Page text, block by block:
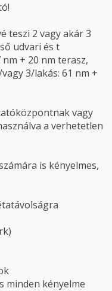
teszi 2 vagy akár 3
udvari és t
+ 20 nm terasz,
3/lakás: 61 nm +
vagy
a verhetetlen
is kényelmes,
minden kényelme